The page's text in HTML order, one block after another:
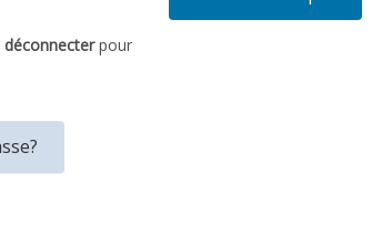
déconnecterpour